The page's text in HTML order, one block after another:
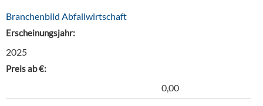
Branchenbild Abfallwirtschaft
Erscheinungsjahr:
2025
Preis ab €:
0,00